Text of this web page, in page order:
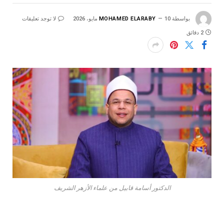
بواسطة MOHAMED ELARABY 10 مايو، 2026 لا توجد تعليقات
2 دقائق
الدكتور أسامة قابيل من علماء الأزهر الشريف